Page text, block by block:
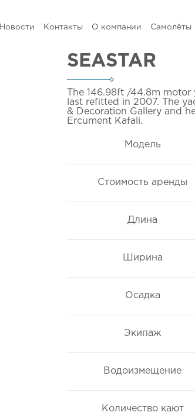
Новости Контакты О компании Самолёты
SEASTAR
The 146.98ft /44.8m motor
last refitted in 2007. The
& Decoration Gallery and
Ercument Kafali.
Модель
Стоимость аренды
Длина
Ширина
Осадка
Экипаж
Водоизмещение
Количество кают